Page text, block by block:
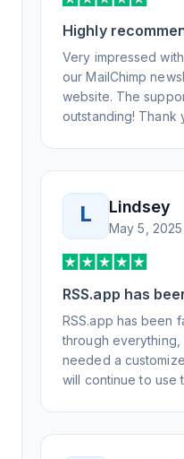
that my users
Honestly, it has
experience, and I
know to RSS.app
Highly
Very impressed
our MailChimp
website. The
outstanding! Thank
L Lindsey
May 5, 2025
RSS.app has
RSS.app has been
through everything,
needed a
will continue to use